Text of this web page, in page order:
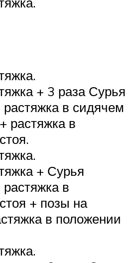
+ 3 раза Сурья
в сидячем
растяжка в
+ Сурья
в
+ позы на
в положении